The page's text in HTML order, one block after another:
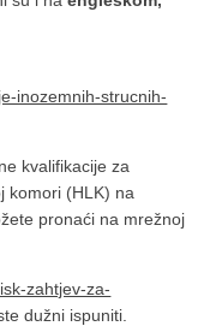
inozemnih-strucnih-
kvalifikacije za
komori (HLK) na
pronaći na mrežnoj
zahtjev-za-
dužni ispuniti.